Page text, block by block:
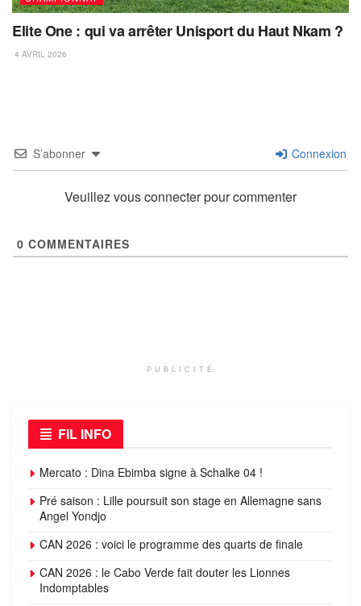
Elite One : qui va arrêter Unisport du Haut Nkam ?
4 AVRIL 2026
S’abonner Connexion
Veuillez vous connecter pour commenter
0 COMMENTAIRES
PUBLICITÉ
FIL INFO
Mercato : Dina Ebimba signe à Schalke 04 !
Pré saison : Lille poursuit son stage en Allemagne sans
Angel Yondjo
CAN 2026 : voici le programme des quarts de finale
CAN 2026 : le Cabo Verde fait douter les Lionnes
Indomptables